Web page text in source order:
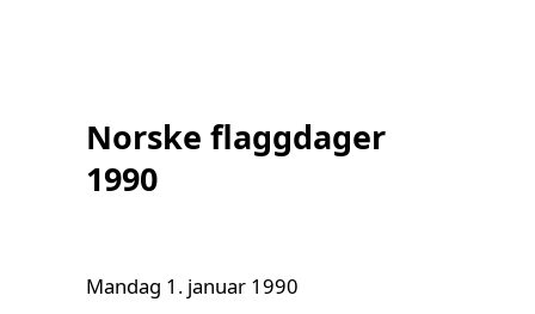
Norske flaggdager
1990
Mandag 1. januar 1990